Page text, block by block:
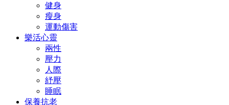
健身
瘦身
運動傷害
樂活心靈
兩性
壓力
人際
紓壓
睡眠
保養抗老